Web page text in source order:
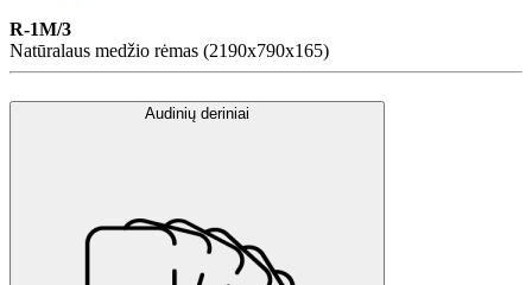
R-1M/3
Natūralaus medžio rėmas (2190x790x165)
Audinių deriniai